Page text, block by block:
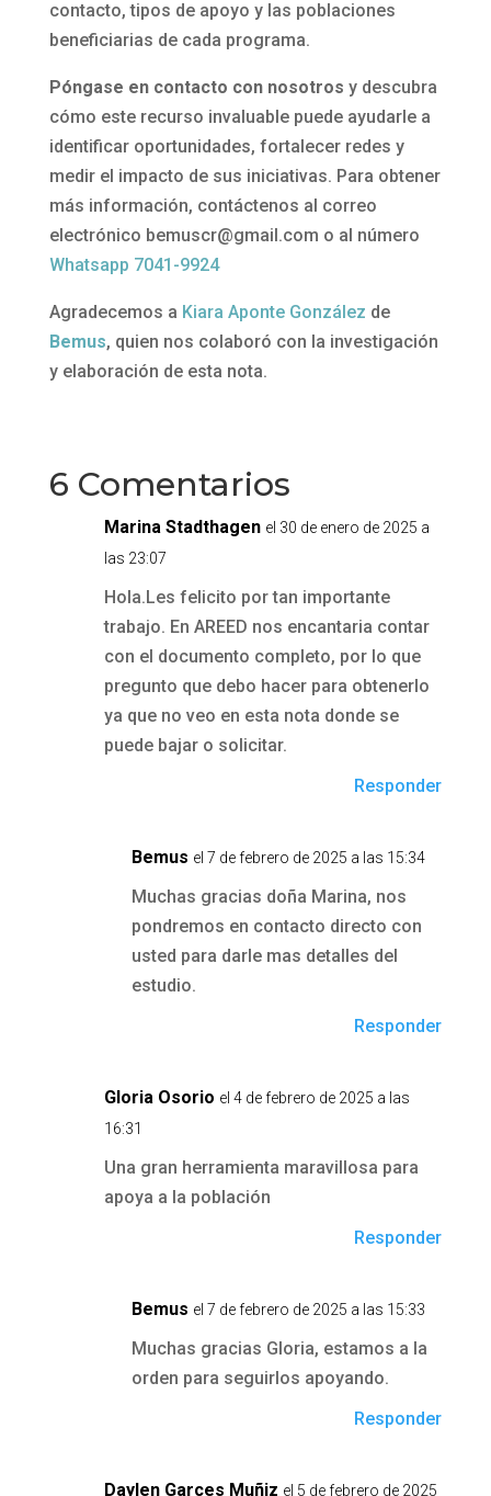
contacto, tipos de apoyo y las poblaciones
beneficiarias de cada programa.
Póngase en contacto con nosotros y descubra
cómo este recurso invaluable puede ayudarle a
identificar oportunidades, fortalecer redes y
medir el impacto de sus iniciativas. Para obtener
más información, contáctenos al correo
electrónico bemuscr@gmail.com o al número
Whatsapp 7041-9924
Agradecemos a Kiara Aponte González de
Bemus, quien nos colaboró con la investigación
y elaboración de esta nota.
6 Comentarios
Marina Stadthagen el 30 de enero de 2025 a
las 23:07
Hola.Les felicito por tan importante
trabajo. En AREED nos encantaria contar
con el documento completo, por lo que
pregunto que debo hacer para obtenerlo
ya que no veo en esta nota donde se
puede bajar o solicitar.
Responder
Bemus el 7 de febrero de 2025 a las 15:34
Muchas gracias doña Marina, nos
pondremos en contacto directo con
usted para darle mas detalles del
estudio.
Responder
Gloria Osorio el 4 de febrero de 2025 a las
16:31
Una gran herramienta maravillosa para
apoya a la población
Responder
Bemus el 7 de febrero de 2025 a las 15:33
Muchas gracias Gloria, estamos a la
orden para seguirlos apoyando.
Responder
Daylen Garces Muñiz el 5 de febrero de 2025